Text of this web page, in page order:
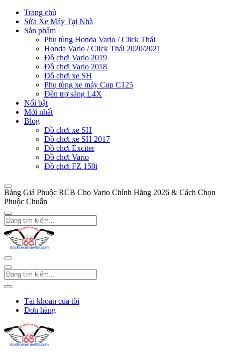
Trang chủ
Sửa Xe Máy Tại Nhà
Sản phẩm
Phụ tùng Honda Vario / Click Thái
Honda Vario / Click Thái 2020/2021
Đồ chơi Vario 2019
Đồ chơi Vario 2018
Đồ chơi xe SH
Phụ tùng xe máy Cup C125
Đèn trợ sáng L4X
Nổi bật
Mới nhất
Blog
Đồ chơi xe SH
Đồ chơi xe SH 2017
Đồ chơi Exciter
Đồ chơi Vario
Đồ chơi FZ 150i
Bảng Giá Phuộc RCB Cho Vario Chính Hãng 2026 & Cách Chọn
Phuộc Chuẩn
Tài khoản của tôi
Đơn hàng